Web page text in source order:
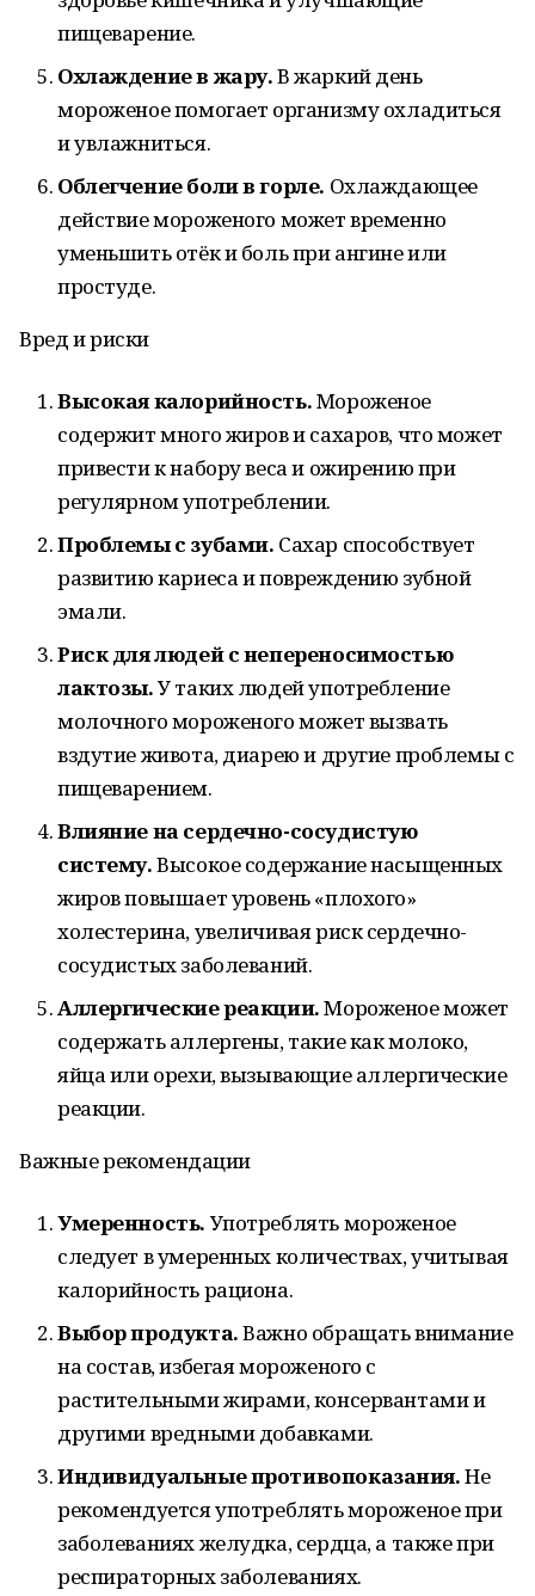
пищеварение.
Охлаждение в жару.В жаркий день
мороженое помогает организму охладиться
и увлажниться.
Облегчение боли в горле. Охлаждающее
действие мороженого может временно
уменьшить отёк и боль при ангине или
простуде.
Вред и риски
Высокая калорийность.Мороженое
содержит много жиров и сахаров, что может
привести к набору веса и ожирению при
регулярном употреблении.
Проблемы с зубами. Сахар способствует
развитию кариеса и повреждению зубной
эмали.
Риск для людей с непереносимостью
лактозы.У таких людей употребление
молочного мороженого может вызвать
вздутие живота, диарею и другие проблемы с
пищеварением.
Влияние на сердечно-сосудистую
систему.Высокое содержание насыщенных
жиров повышает уровень «плохого»
холестерина, увеличивая риск сердечно-
сосудистых заболеваний.
Аллергические реакции.Мороженое может
содержать аллергены, такие как молоко,
яйца или орехи, вызывающие аллергические
реакции.
Важные рекомендации
Умеренность.Употреблять мороженое
следует в умеренных количествах, учитывая
калорийность рациона.
Выбор продукта.Важно обращать внимание
на состав, избегая мороженого с
растительными жирами, консервантами и
другими вредными добавками.
Индивидуальные противопоказания.Не
рекомендуется употреблять мороженое при
заболеваниях желудка, сердца, а также при
респираторных заболеваниях.